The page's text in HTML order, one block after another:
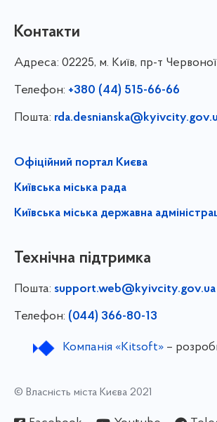
Контакти
Адреса: 02225, м. Київ, пр-т
Телефон: +380 (44) 515-66-66
Пошта:
Офіційний портал Києва
Київська міська рада
Київська міська державна
Технічна підтримка
Пошта: support.web@kyivcity.gov.ua
Телефон: (044) 366-80-13
Компанія «Kitsoft»–
© Власність міста Києва 2021